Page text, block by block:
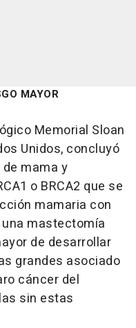
MAYOR
Memorial Sloan
Unidos, concluyó
mama y
o BRCA2 que se
mamaria con
mastectomía
de desarrollar
grandes asociado
cáncer del
sin estas